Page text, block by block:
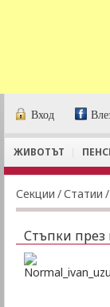
Вход
ЖИВОТЪТ
Секции /Статии /
Стъпки през